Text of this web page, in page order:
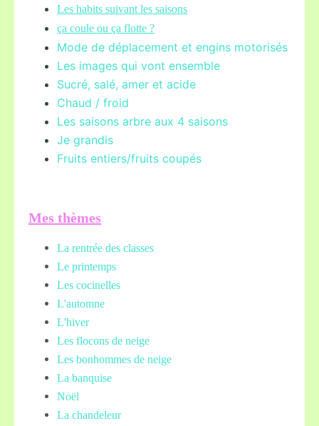
Les habits suivant les saisons
ça coule ou ça flotte ?
Mode de déplacement et engins motorisés
Les images qui vont ensemble
Sucré, salé, amer et acide
Chaud / froid
Les saisons arbre aux 4 saisons
Je grandis
Fruits entiers/fruits coupés
Mes thèmes
La rentrée des classes
Le printemps
Les cocinelles
L'automne
L'hiver
Les flocons de neige
Les bonhommes de neige
La banquise
Noël
La chandeleur